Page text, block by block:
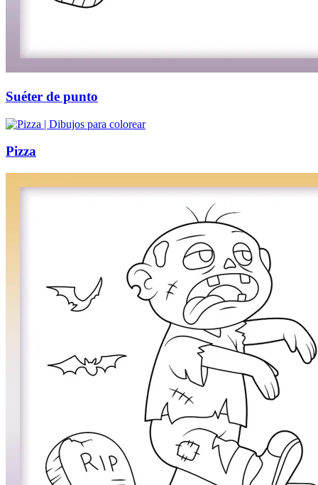
Suéter de punto
Pizza